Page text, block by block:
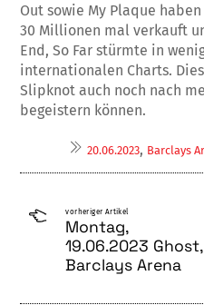
Out sowie My Plaque
30 Millionen mal verkauft
End, So Far stürmte in
internationalen Charts.
Slipknot auch noch nach
begeistern können.
20.06.2023, Barclays
vorheriger Artikel
Montag,
19.06.2023 Ghost,
Barclays Arena